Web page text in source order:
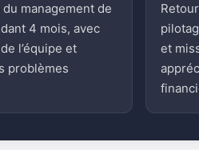
management de
4 mois, avec
l’équipe et
problèmes
et